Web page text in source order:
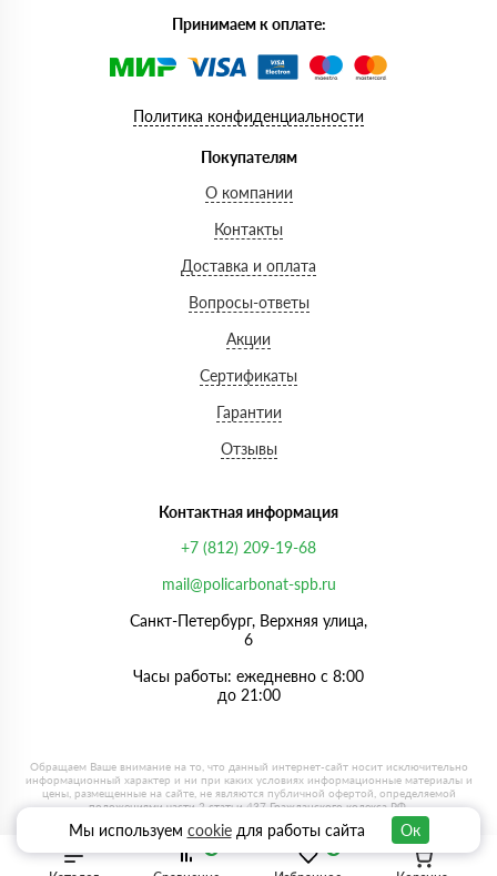
Принимаем к оплате:
Политика конфиденциальности
Покупателям
О компании
Контакты
Доставка и оплата
Вопросы-ответы
Акции
Сертификаты
Гарантии
Отзывы
Контактная информация
+7 (812) 209-19-68
mail@policarbonat-spb.ru
Санкт-Петербург, Верхняя улица,
6
Часы работы: ежедневно с 8:00
до 21:00
Мы используем cookieдля работы сайта Ок